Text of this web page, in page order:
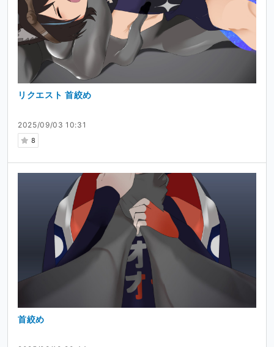
2025/09/03 10:31
8
リクエスト 首絞め
首絞め